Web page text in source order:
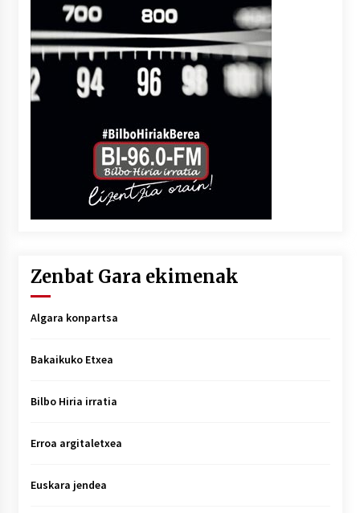
Zenbat Gara ekimenak
Algara konpartsa
Bakaikuko Etxea
Bilbo Hiria irratia
Erroa argitaletxea
Euskara jendea